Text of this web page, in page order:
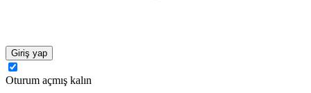
Giriş yap
Oturum açmış kalın